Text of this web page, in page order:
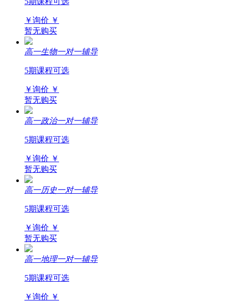
￥询价 ￥
暂无购买
高一生物一对一辅导
5期课程可选
￥询价 ￥
暂无购买
高一政治一对一辅导
5期课程可选
￥询价 ￥
暂无购买
高一历史一对一辅导
5期课程可选
￥询价 ￥
暂无购买
高一地理一对一辅导
5期课程可选
￥询价 ￥